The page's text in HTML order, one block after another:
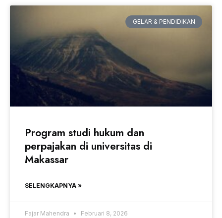
GELAR & PENDIDIKAN
Program studi hukum dan
perpajakan di universitas di
Makassar
SELENGKAPNYA »
Fajar Mahendra Februari 8, 2026